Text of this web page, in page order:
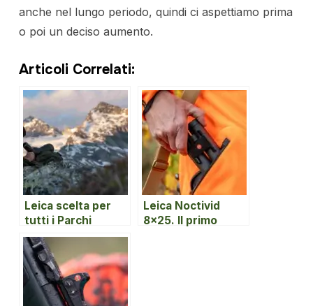
anche nel lungo periodo, quindi ci aspettiamo prima
o poi un deciso aumento.
Articoli Correlati:
Leica scelta per
tutti i Parchi
Nazionali italiani.
Leica Noctivid
8×25. Il primo